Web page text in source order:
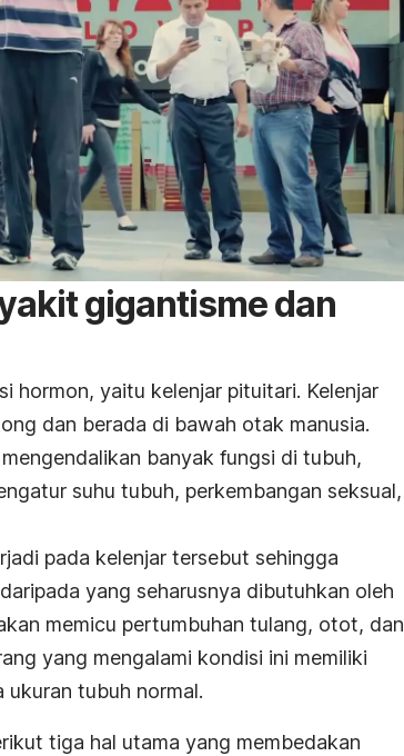
gigantisme dan
hormon, yaitu kelenjar pituitari. Kelenjar
dan berada di bawah otak manusia.
banyak fungsi di tubuh,
suhu tubuh, perkembangan seksual,
pada kelenjar tersebut sehingga
yang seharusnya dibutuhkan oleh
memicu pertumbuhan tulang, otot, dan
yang mengalami kondisi ini memiliki
ukuran tubuh normal.
tiga hal utama yang membedakan